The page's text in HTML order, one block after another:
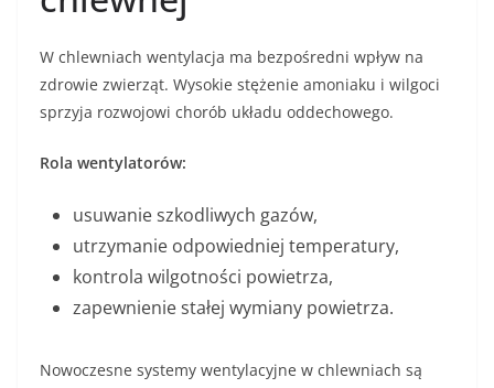
W chlewniach wentylacja ma bezpośredni wpływ na
zdrowie zwierząt. Wysokie stężenie amoniaku i wilgoci
sprzyja rozwojowi chorób układu oddechowego.
Rola wentylatorów:
usuwanie szkodliwych gazów,
utrzymanie odpowiedniej temperatury,
kontrola wilgotności powietrza,
zapewnienie stałej wymiany powietrza.
Nowoczesne systemy wentylacyjne w chlewniach są